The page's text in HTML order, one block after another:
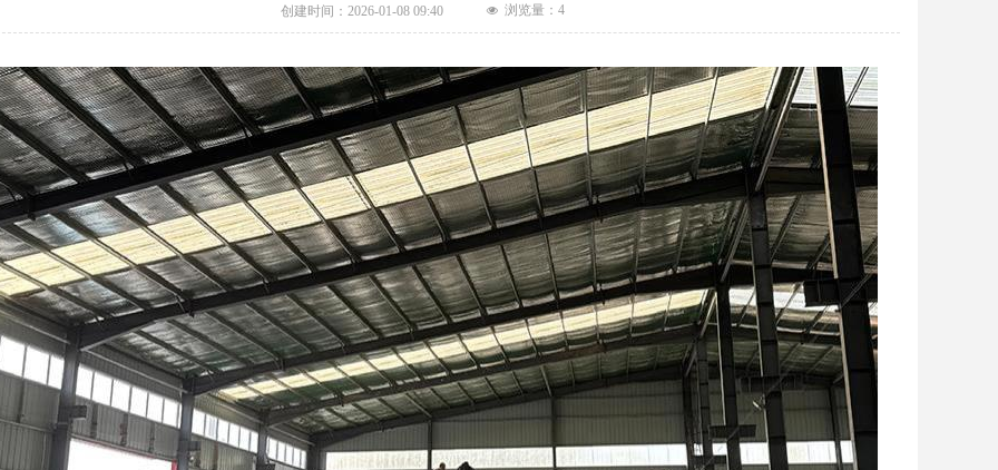
创建时间： 2026-01-08 09:40 넶 浏览量： 4